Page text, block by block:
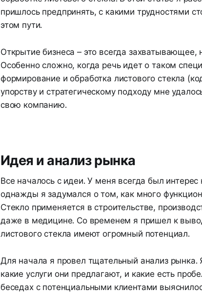
пришлось предпринять, с какими трудностями
этом пути.
Открытие бизнеса – это всегда
Особенно сложно, когда речь идет о таком
формирование и обработка листового стекла
упорству и стратегическому подходу мне
свою компанию.
Идея и анализ рынка
Все началось с идеи. У меня всегда был
однажды я задумался о том, как много
Стекло применяется в строительстве,
даже в медицине. Со временем я пришел к
листового стекла имеют огромный потенциал.
Для начала я провел тщательный анализ рынка.
какие услуги они предлагают, и какие есть
беседах с потенциальными клиентами